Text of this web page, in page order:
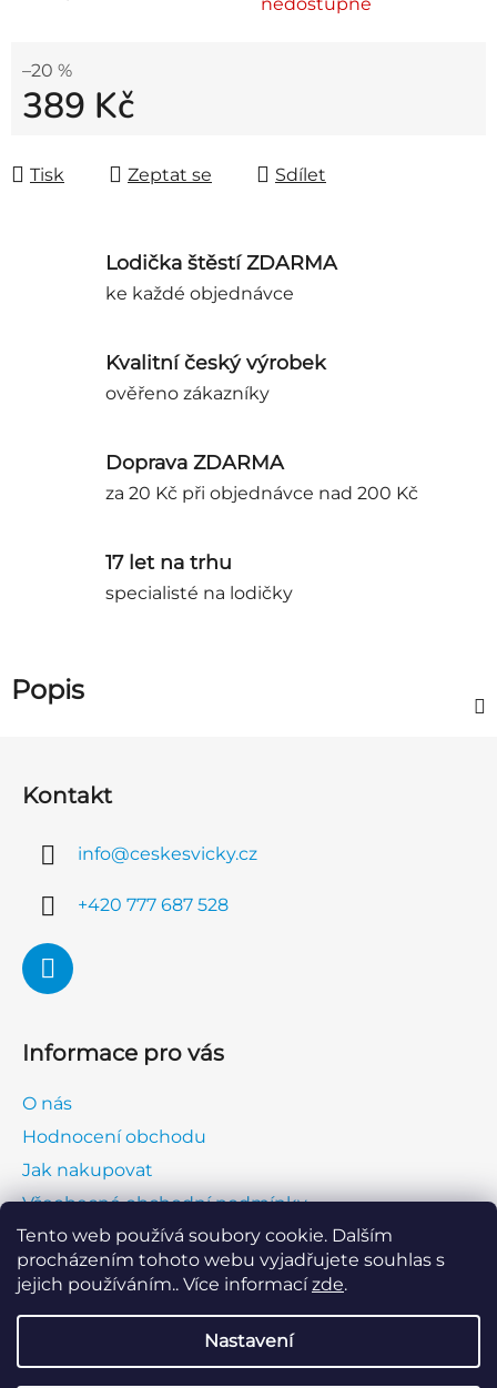
Tento web používá soubory cookie. Dalším
procházením tohoto webu vyjadřujete souhlas s
jejich používáním.. Více informacízde.
Nastavení
–20 %
389 Kč
Tisk
Zeptat se Sdílet
Lodička štěstí ZDARMA
ke každé objednávce
Kvalitní český výrobek
ověřeno zákazníky
Doprava ZDARMA
za 20 Kč při objednávce nad 200 Kč
17 let na trhu
specialisté na lodičky
Popis
Kontakt
info@ceskesvicky.cz
+420 777 687 528
Informace pro vás
O nás
Hodnocení obchodu
Jak nakupovat
Všeobecné obchodní podmínky
Ochrana osobních údajů (GDPR)
Napište nám